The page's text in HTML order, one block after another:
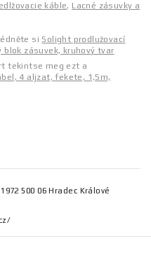
káble, Lacné zásuvky a
si Solight prodlužovací
blok zásuvek, kruhový tvar
tekintse meg ezt a
4 aljzat, fekete, 1,5m,
500 06 Hradec Králové